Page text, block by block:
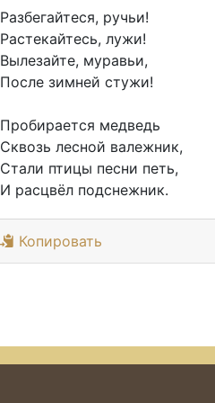
Разбегайтеся, ручьи!
Растекайтесь, лужи!
Вылезайте, муравьи,
После зимней стужи!
Пробирается медведь
Сквозь лесной валежник,
Стали птицы песни петь,
И расцвёл подснежник.
Копировать